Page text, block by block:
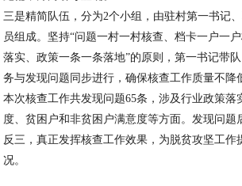
三是精简队伍，分为2个小组，由驻村第一书记
员组成。坚持“问题一村一村核查、档卡一户一
落实、政策一条一条落地”的原则，第一书记带
务与发现问题同步进行，确保核查工作质量不降
本次核查工作共发现问题65条，涉及行业政策落
度、贫困户和非贫困户满意度等方面。发现问题
反三，真正发挥核查工作效果，为脱贫攻坚工作
况。